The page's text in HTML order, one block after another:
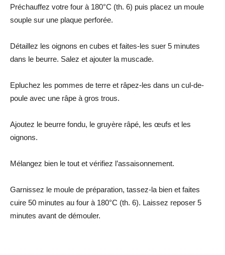
Préchauffez votre four à 180°C (th. 6) puis placez un moule
souple sur une plaque perforée.
Détaillez les oignons en cubes et faites-les suer 5 minutes
dans le beurre. Salez et ajouter la muscade.
Epluchez les pommes de terre et râpez-les dans un cul-de-
poule avec une râpe à gros trous.
Ajoutez le beurre fondu, le gruyère râpé, les œufs et les
oignons.
Mélangez bien le tout et vérifiez l’assaisonnement.
Garnissez le moule de préparation, tassez-la bien et faites
cuire 50 minutes au four à 180°C (th. 6). Laissez reposer 5
minutes avant de démouler.